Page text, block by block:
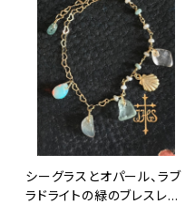
シーグラスとオパール、ラブ
ラドライトの緑のブレスレッ